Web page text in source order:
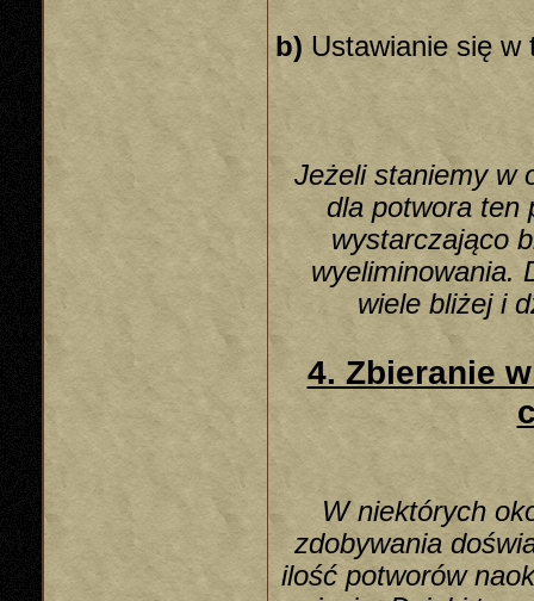
b) Ustawianie się w
Jeżeli staniemy w
dla potwora ten
wystarczająco
wyeliminowania.
wiele bliżej i
4. Zbieranie
W niektórych
zdobywania
ilość potworów